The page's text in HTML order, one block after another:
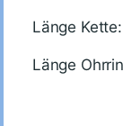
Länge
Länge